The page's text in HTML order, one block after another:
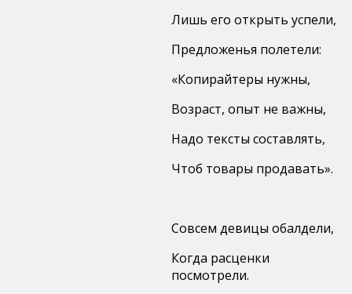
Лишь его открыть успели,
Предложенья полетели:
«Копирайтеры нужны,
Возраст, опыт не важны,
Надо тексты составлять,
Чтоб товары продавать».
Совсем девицы обалдели,
Когда расценки
посмотрели.